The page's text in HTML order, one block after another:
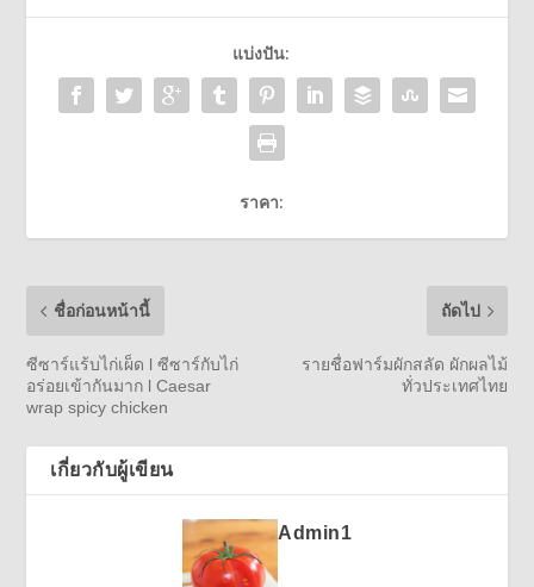
แบ่งปัน:
ราคา:
ชื่อก่อนหน้านี้
ซีซาร์แร้บไก่เผ็ด l ซีซาร์กับไก่
อร่อยเข้ากันมาก l Caesar
wrap spicy chicken
ถัดไป
รายชื่อฟาร์มผักสลัด ผักผลไม้
ทั่วประเทศไทย
เกี่ยวกับผู้เขียน
Admin1